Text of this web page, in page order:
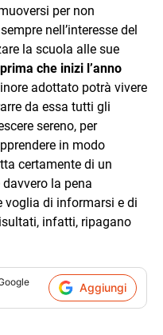
per non
nell’interesse del
la scuola alle sue
prima che inizi l’anno
adottato potrà vivere
da essa tutti gli
sereno, per
in modo
certamente di un
la pena
voglia di informarsi e di
infatti, ripagano
Aggiungi